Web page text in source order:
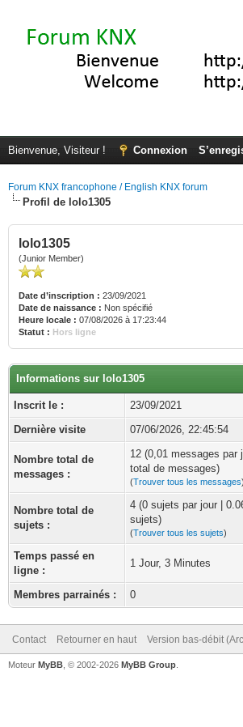
Bienvenue, Visiteur ! Connexion
Forum KNX francophone / English KNX forum
Profil de lolo1305
lolo1305
(Junior Member)
Date d’inscription : 23/09/2021
Date de naissance : Non spécifié
Heure locale : 07/08/2026 à 17:23:44
Statut : Hors ligne
Informations sur lolo1305
Inscrit le :
23/09/2021
Dernière visite
07/06/2026, 22:45:54
Nombre total de
messages :
12 (0,01 messages par
total de messages)
(Trouver tous les messages)
Nombre total de
sujets :
4 (0 sujets par jour |
sujets)
(Trouver tous les sujets)
Temps passé en
ligne :
1 Jour, 3 Minutes
Membres parrainés : 0
Contact Retourner en haut Version bas-débit
Moteur MyBB , © 2002-2026 MyBB Group